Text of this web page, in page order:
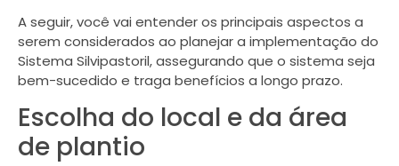
A seguir, você vai entender os principais aspectos a
serem considerados ao planejar a implementação do
Sistema Silvipastoril, assegurando que o sistema seja
bem-sucedido e traga benefícios a longo prazo.
Escolha do local e da área
de plantio